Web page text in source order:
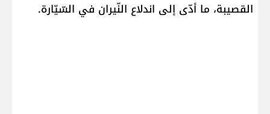
القصيبة، ما أدّى إلى اندلاع النّيران في السّيّارة.